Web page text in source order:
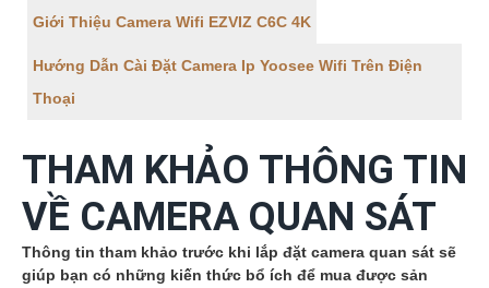
Giới Thiệu Camera Wifi EZVIZ C6C 4K
Hướng Dẫn Cài Đặt Camera Ip Yoosee Wifi Trên Điện
Thoại
THAM KHẢO THÔNG TIN
VỀ CAMERA QUAN SÁT
Thông tin tham khảo trước khi lắp đặt camera quan sát sẽ
giúp bạn có những kiến thức bổ ích để mua được sản